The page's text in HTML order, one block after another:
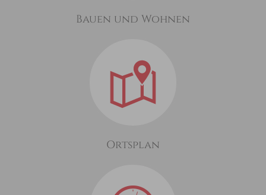
Bauen und Wohnen
Ortsplan